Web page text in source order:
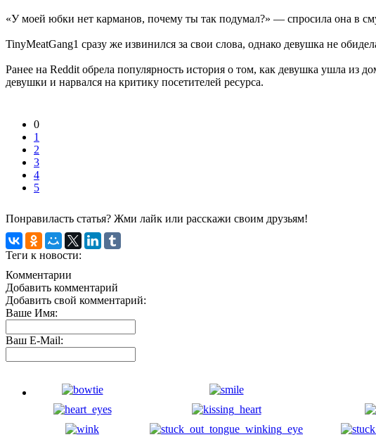
«У моей юбки нет карманов, почему ты так подумал?» — спросила она в
TinyMeatGang1 сразу же извинился за свои слова, однако девушка не
Ранее на Reddit обрела популярность история о том, как девушка ушла из
девушки и нарвался на критику посетителей ресурса.
0
1
2
3
4
5
Понравиласть статья? Жми лайк или расскажи своим друзьям!
Теги к новости:
Комментарии
Добавить комментарий
Добавить свой комментарий:
Ваше Имя:
Ваш E-Mail: